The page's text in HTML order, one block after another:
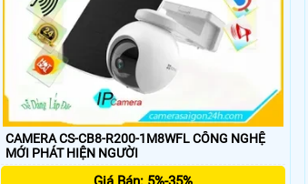
CAMERA CS-CB8-R200-1M8WFL CÔNG NGHỆ
MỚI PHÁT HIỆN NGƯỜI